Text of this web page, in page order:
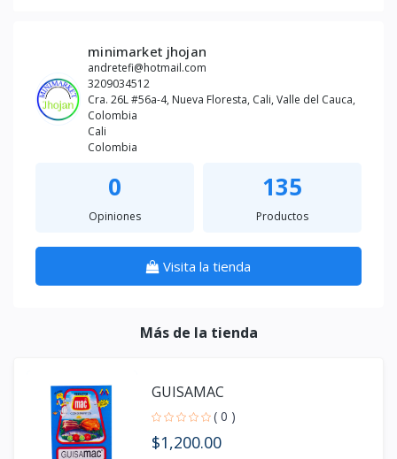
minimarket jhojan
andretefi@hotmail.com
3209034512
Cra. 26L #56a-4, Nueva Floresta, Cali, Valle del Cauca,
Colombia
Cali
Colombia
0
Opiniones
135
Productos
Visita la tienda
Más de la tienda
GUISAMAC
( 0 )
$1,200.00